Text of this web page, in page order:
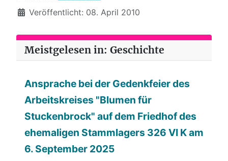
Veröffentlicht: 08. April 2010
Meistgelesen in: Geschichte
Ansprache bei der Gedenkfeier des
Arbeitskreises "Blumen für
Stuckenbrock" auf dem Friedhof des
ehemaligen Stammlagers 326 VI K am
6. September 2025